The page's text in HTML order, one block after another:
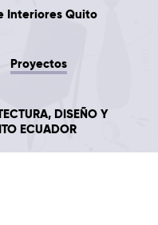
Interiores Quito
Proyectos
DISEÑO Y
ECUADOR